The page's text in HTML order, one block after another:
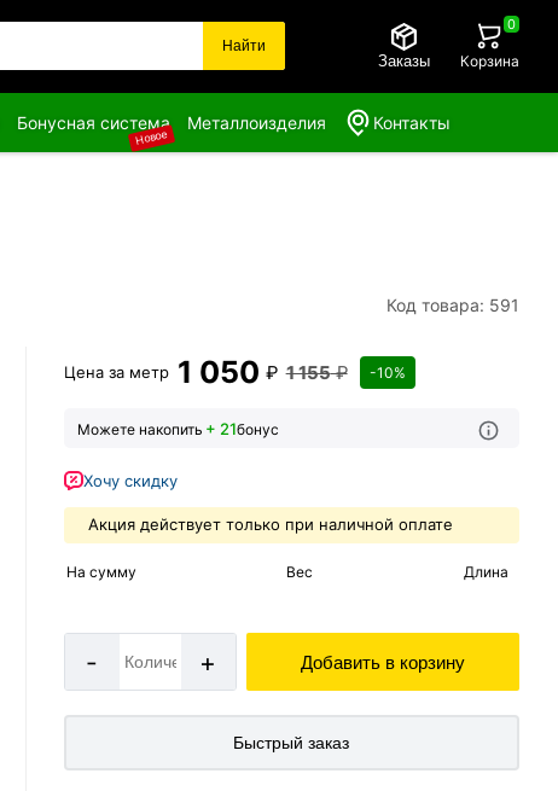
Найти
Заказы Корзина
0
Бонусная система
Новое
Металлоизделия Контакты
Код товара: 591
Цена за метр 1 050 ₽ 1 155₽ -10%
Можете накопить + 21бонус
Хочу скидку
Акция действует только при наличной оплате
На сумму Вес Длина
- + Добавить в корзину
Быстрый заказ